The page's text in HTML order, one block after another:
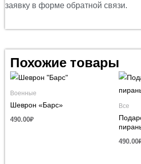
заявку в форме обратной связи.
Похожие товары
Военные
Шеврон «Барс»
490.00₽
Все
490.00